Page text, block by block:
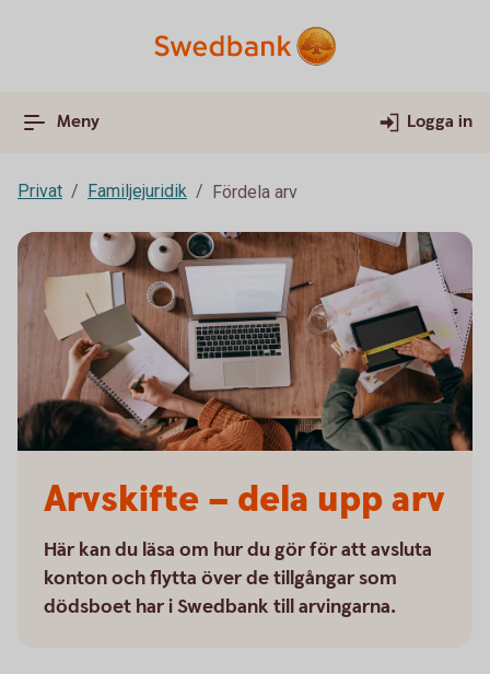
Meny Logga in
Privat Familjejuridik Fördela arv
Arvskifte – dela upp arv
Här kan du läsa om hur du gör för att avsluta
konton och flytta över de tillgångar som
dödsboet har i Swedbank till arvingarna.